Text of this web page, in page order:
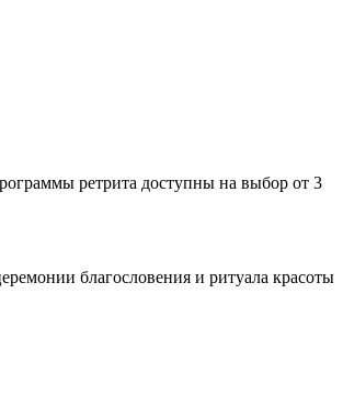
ретрита доступны на выбор от 3
благословения и ритуала красоты